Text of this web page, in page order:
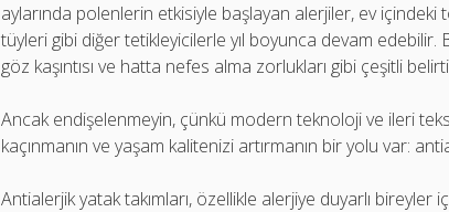
aylarında polenlerin etkisiyle başlayan alerjiler, ev içindeki
tüyleri gibi diğer tetikleyicilerle yıl boyunca devam edebilir.
göz kaşıntısı ve hatta nefes alma zorlukları gibi çeşitli
Ancak endişelenmeyin, çünkü modern teknoloji ve ileri
kaçınmanın ve yaşam kalitenizi artırmanın bir yolu var:
Antialerjik yatak takımları, özellikle alerjiye duyarlı